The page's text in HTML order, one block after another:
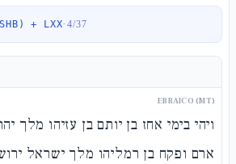
+ LXX·4/37
EBRAICO (MT)
ויהי בימי אחז בן יותם בן עזיהו מלך
ארם ופקח בן רמליהו מלך ישראל